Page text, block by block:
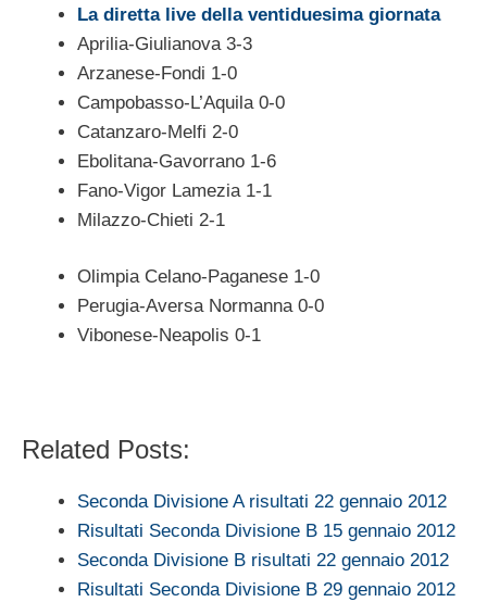
La diretta live della ventiduesima giornata
Aprilia-Giulianova 3-3
Arzanese-Fondi 1-0
Campobasso-L’Aquila 0-0
Catanzaro-Melfi 2-0
Ebolitana-Gavorrano 1-6
Fano-Vigor Lamezia 1-1
Milazzo-Chieti 2-1
Olimpia Celano-Paganese 1-0
Perugia-Aversa Normanna 0-0
Vibonese-Neapolis 0-1
Related Posts:
Seconda Divisione A risultati 22 gennaio 2012
Risultati Seconda Divisione B 15 gennaio 2012
Seconda Divisione B risultati 22 gennaio 2012
Risultati Seconda Divisione B 29 gennaio 2012